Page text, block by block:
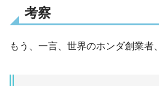
考察
もう、一言、世界のホンダ創業者、